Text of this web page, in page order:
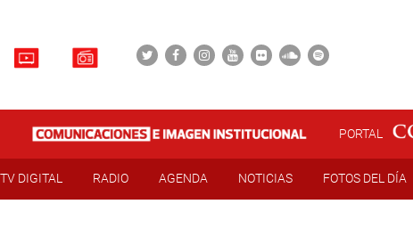
PORTAL
TV DIGITAL RADIO AGENDA NOTICIAS FOTOS DEL DÍA